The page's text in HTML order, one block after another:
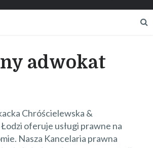
adwokat
Chróścielewska &
oferuje usługi prawne na
Nasza Kancelaria prawna